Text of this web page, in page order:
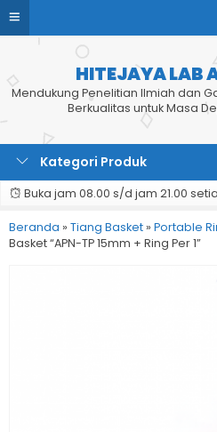
HITEJAYA LAB
Mendukung Penelitian Ilmiah dan
Berkualitas untuk Masa
Kategori Produk
Buka jam 08.00 s/d jam 21.00
Beranda » Tiang Basket » Portable
Basket “APN-TP 15mm + Ring Per 1”